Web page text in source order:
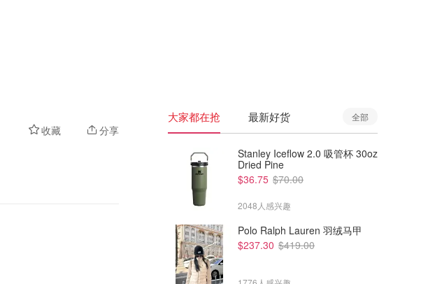
收藏 分享
大家都在抢 最新好货 全部
Stanley Iceflow 2.0 吸管杯 30oz
Dried Pine
$36.75 $70.00
2048人感兴趣
Polo Ralph Lauren 羽绒马甲
$237.30 $419.00